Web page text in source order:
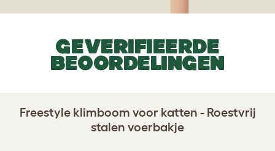
GEVERIFIEERDE
BEOORDELINGEN
Freestyle klimboom voor katten - Roestvrij
stalen voerbakje